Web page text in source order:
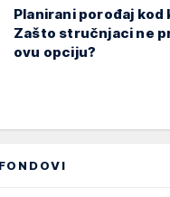
Planirani porođaj kod
Zašto stručnjaci ne
ovu opciju?